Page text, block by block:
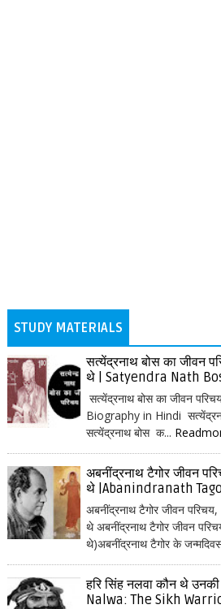
STUDY MATERIALS
सत्येंद्रनाथ बोस का जीवन
थे | Satyendra Nath
सत्येंद्रनाथ बोस का जीवन
Biography in Hindi
सत्येंद्रनाथ बोस क...
अबनींद्रनाथ टैगोर जीवन
थे |Abanindranath
अबनींद्रनाथ टैगोर जीवन
थे अबनींद्रनाथ टैगोर जीवन
थे)अबनींद्रनाथ टैगोर के
हरि सिंह नलवा कौन थे
Nalwa: The Sikh